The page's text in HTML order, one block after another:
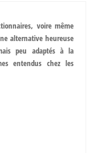
voire même
alternative heureuse
peu adaptés à la
entendus chez les